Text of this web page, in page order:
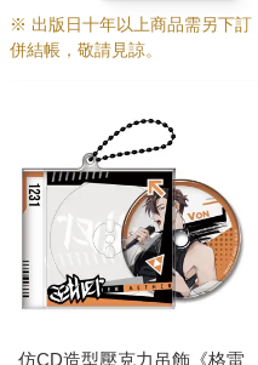
※ 出版日十年以上商品需另下訂
併結帳，敬請見諒。
仿CD造型壓克力吊飾《格雷